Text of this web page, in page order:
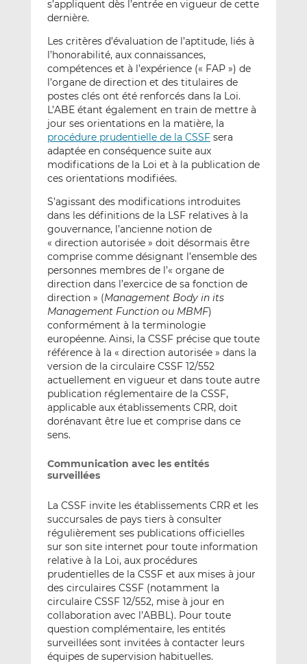
s’appliquent dès l’entrée en vigueur de cette
dernière.
Les critères d’évaluation de l’aptitude, liés à
l’honorabilité, aux connaissances,
compétences et à l’expérience (« FAP ») de
l’organe de direction et des titulaires de
postes clés ont été renforcés dans la Loi.
L’ABE étant également en train de mettre à
jour ses orientations en la matière, la
procédure prudentielle de la CSSFsera
adaptée en conséquence suite aux
modifications de la Loi et à la publication de
ces orientations modifiées.
S’agissant des modifications introduites
dans les définitions de la LSF relatives à la
gouvernance, l’ancienne notion de
« direction autorisée » doit désormais être
comprise comme désignant l’ensemble des
personnes membres de l’« organe de
direction dans l’exercice de sa fonction de
direction » (Management Body in its
Management Function ou MBMF)
conformément à la terminologie
européenne. Ainsi, la CSSF précise que toute
référence à la « direction autorisée » dans la
version de la circulaire CSSF 12/552
actuellement en vigueur et dans toute autre
publication réglementaire de la CSSF,
applicable aux établissements CRR, doit
dorénavant être lue et comprise dans ce
sens.
Communication avec les entités
surveillées
La CSSF invite les établissements CRR et les
succursales de pays tiers à consulter
régulièrement ses publications officielles
sur son site internet pour toute information
relative à la Loi, aux procédures
prudentielles de la CSSF et aux mises à jour
des circulaires CSSF (notamment la
circulaire CSSF 12/552, mise à jour en
collaboration avec l’ABBL). Pour toute
question complémentaire, les entités
surveillées sont invitées à contacter leurs
équipes de supervision habituelles.